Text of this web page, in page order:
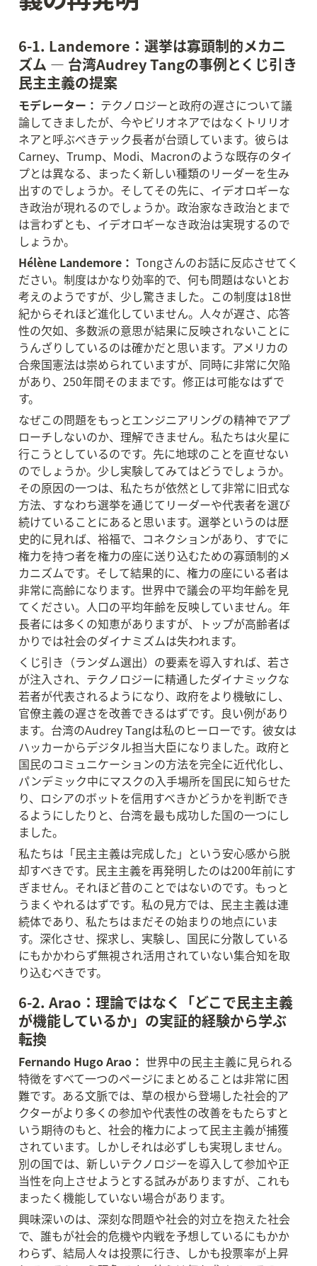
6-1. Landemore：選挙は寡頭制的メカニ
ズム — 台湾Audrey Tangの事例とくじ引き
民主主義の提案
モデレーター： テクノロジーと政府の遅さについて議
論してきましたが、今やビリオネアではなくトリリオ
ネアと呼ぶべきテック長者が台頭しています。彼らは
Carney、Trump、Modi、Macronのような既存のタイ
プとは異なる、まったく新しい種類のリーダーを生み
出すのでしょうか。そしてその先に、イデオロギーな
き政治が現れるのでしょうか。政治家なき政治とまで
は言わずとも、イデオロギーなき政治は実現するので
しょうか。
Hélène Landemore： Tongさんのお話に反応させてく
ださい。制度はかなり効率的で、何も問題はないとお
考えのようですが、少し驚きました。この制度は18世
紀からそれほど進化していません。人々が遅さ、応答
性の欠如、多数派の意思が結果に反映されないことに
うんざりしているのは確かだと思います。アメリカの
合衆国憲法は崇められていますが、同時に非常に欠陥
があり、250年間そのままです。修正は可能なはずで
す。
なぜこの問題をもっとエンジニアリングの精神でアプ
ローチしないのか、理解できません。私たちは火星に
行こうとしているのです。先に地球のことを直せない
のでしょうか。少し実験してみてはどうでしょうか。
その原因の一つは、私たちが依然として非常に旧式な
方法、すなわち選挙を通じてリーダーや代表者を選び
続けていることにあると思います。選挙というのは歴
史的に見れば、裕福で、コネクションがあり、すでに
権力を持つ者を権力の座に送り込むための寡頭制的メ
カニズムです。そして結果的に、権力の座にいる者は
非常に高齢になります。世界中で議会の平均年齢を見
てください。人口の平均年齢を反映していません。年
長者には多くの知恵がありますが、トップが高齢者ば
かりでは社会のダイナミズムは失われます。
くじ引き（ランダム選出）の要素を導入すれば、若さ
が注入され、テクノロジーに精通したダイナミックな
若者が代表されるようになり、政府をより機敏にし、
官僚主義の遅さを改善できるはずです。良い例があり
ます。台湾のAudrey Tangは私のヒーローです。彼女は
ハッカーからデジタル担当大臣になりました。政府と
国民のコミュニケーションの方法を完全に近代化し、
パンデミック中にマスクの入手場所を国民に知らせた
り、ロシアのボットを信用すべきかどうかを判断でき
るようにしたりと、台湾を最も成功した国の一つにし
ました。
私たちは「民主主義は完成した」という安心感から脱
却すべきです。民主主義を再発明したのは200年前にす
ぎません。それほど昔のことではないのです。もっと
うまくやれるはずです。私の見方では、民主主義は連
続体であり、私たちはまだその始まりの地点にいま
す。深化させ、探求し、実験し、国民に分散している
にもかかわらず無視され活用されていない集合知を取
り込むべきです。
6-2. Arao：理論ではなく「どこで民主主義
が機能しているか」の実証的経験から学ぶ
転換
Fernando Hugo Arao： 世界中の民主主義に見られる
特徴をすべて一つのページにまとめることは非常に困
難です。ある文脈では、草の根から登場した社会的ア
クターがより多くの参加や代表性の改善をもたらすと
いう期待のもと、社会的権力によって民主主義が捕獲
されています。しかしそれは必ずしも実現しません。
別の国では、新しいテクノロジーを導入して参加や正
当性を向上させようとする試みがありますが、これも
まったく機能していない場合があります。
興味深いのは、深刻な問題や社会的対立を抱えた社会
で、誰もが社会的危機や内戦を予想しているにもかか
わらず、結局人々は投票に行き、しかも投票率が上昇